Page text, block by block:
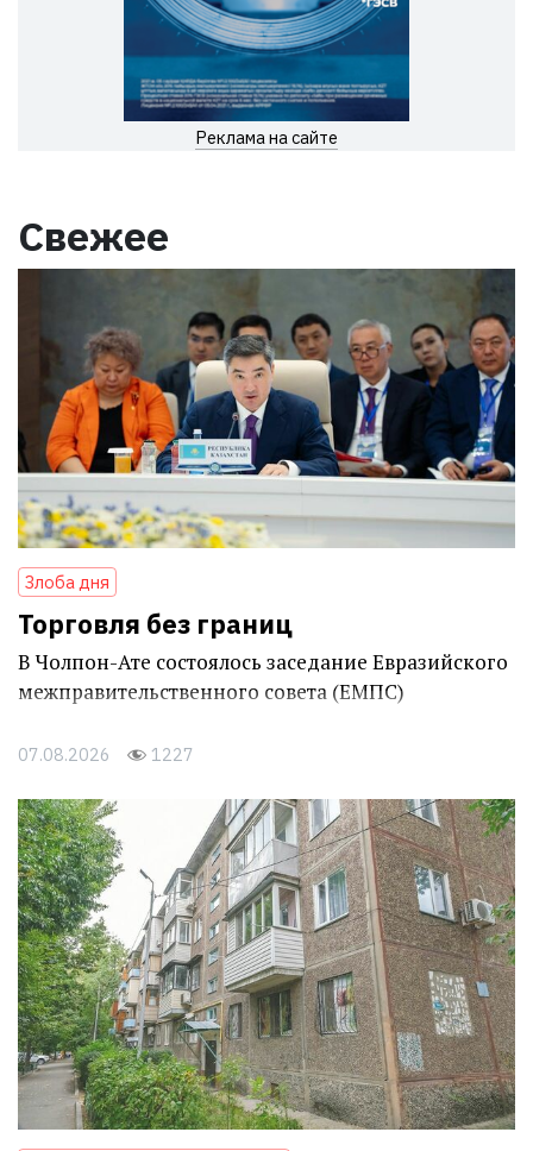
Реклама на сайте
Свежее
Злоба дня
Торговля без границ
В Чолпон-Ате состоялось заседание Евразийского
межправительственного совета (ЕМПС)
07.08.2026 1227